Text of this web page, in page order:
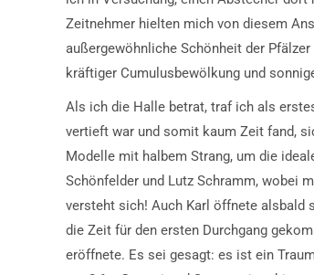
Zeitnehmer hielten mich von diesem
außergewöhnliche Schönheit der
kräftiger Cumulusbewölkung und
Als ich die Halle betrat, traf ich als
vertieft war und somit kaum Zeit fand,
Modelle mit halbem Strang, um die
Schönfelder und Lutz Schramm, wobei
versteht sich! Auch Karl öffnete alsbald
die Zeit für den ersten Durchgang
eröffnete. Es sei gesagt: es ist ein